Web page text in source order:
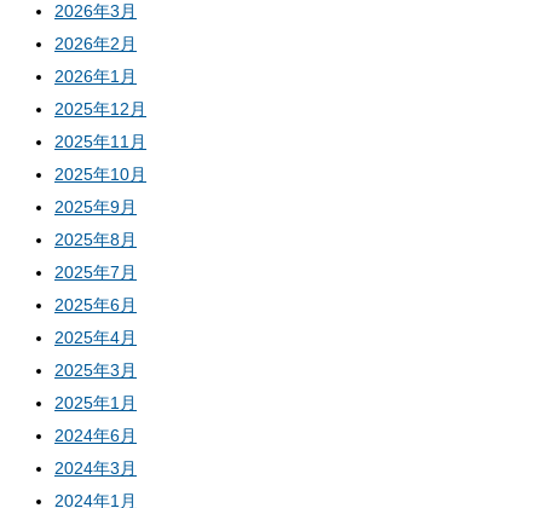
2026年3月
2026年2月
2026年1月
2025年12月
2025年11月
2025年10月
2025年9月
2025年8月
2025年7月
2025年6月
2025年4月
2025年3月
2025年1月
2024年6月
2024年3月
2024年1月